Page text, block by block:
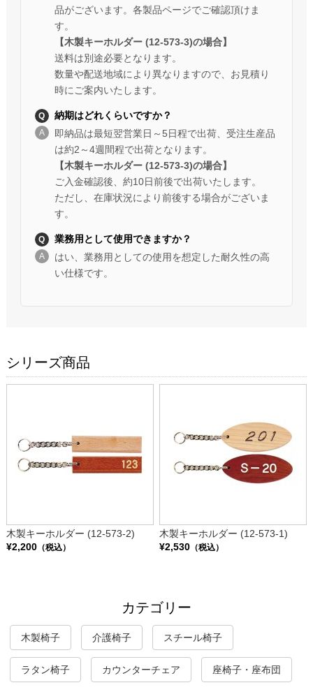
品がございます。各製品ページでご確認頂けま
す。
【木製キーホルダー (12-573-3)の場合】
送料は別途必要となります。
数量や配送地域により異なりますので、お見積り
時にご案内いたします。
納期はどれくらいですか？
即納品は最短翌営業日～5日程で出荷、受注生産品
は約2～4週間程で出荷となります。
【木製キーホルダー (12-573-3)の場合】
ご入金確認後、約10日前後で出荷いたします。
ただし、在庫状況により前後する場合がございま
す。
業務用として使用できますか？
はい、業務用としての使用を想定した耐久性の高
い仕様です。
シリーズ商品
木製キーホルダー (12-573-2)
¥2,200（税込）
木製キーホルダー (12-573-1)
¥2,530 （税込）
カテゴリー
木製椅子 介護椅子 スチール椅子
ラタン椅子 カウンターチェア 座椅子・座布団